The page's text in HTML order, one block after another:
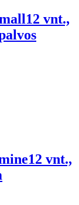
12 vnt.,
12 vnt.,